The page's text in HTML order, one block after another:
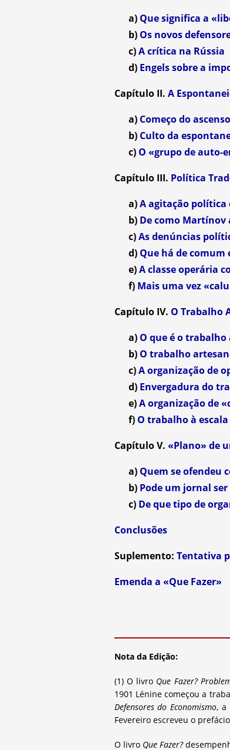
a) Que significa a
b) Os novos
c)A crítica na Rússia
d) Engels sobre a
Capítulo II. A
a) Começo do
b) Culto da
c) O «grupo de auto-
Capítulo III. Política
a)A agitação política
b) De como
c)As denúncias
d) Que há de
e)A classe operária
f) Mais uma vez
Capítulo IV. O Trabalho
a) O que é o
b) O trabalho
c)A organização de
d) Envergadura do
e)A organização de
f) O trabalho à
Capítulo V. «Plano» de
a) Quem se ofendeu
b) Pode um jornal
c) De que tipo de
Conclusões
Suplemento: Tentativa
Emenda a «Que Fazer»
Nota da Edição:
(1) O livro Que Fazer?
1901 Lénine começou a
Defensores do Economismo, a
Fevereiro escreveu o
O livro Que Fazer?